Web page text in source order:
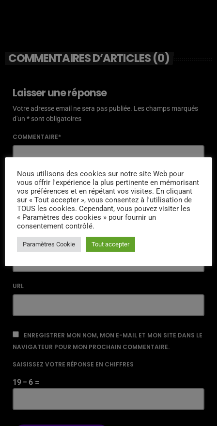
COMMENTAIRES D’ARTICLES (0)
Laisser une réponse
Votre adresse email ne sera pas publiée. Les champs marqués
d'un * sont obligatoires
COMMENTAIRE*
NOM*
EMAIL*
URL
ENREGISTRER MON NOM, MON E-MAIL ET MON SITE DANS LE
NAVIGATEUR POUR MON PROCHAIN COMMENTAIRE.
SAISISSEZ VOTRE RÉPONSE EN CHIFFRES
19 − 6 =
Nous utilisons des cookies sur notre site Web pour
vous offrir l'expérience la plus pertinente en mémorisant
vos préférences et en répétant vos visites. En cliquant
sur « Tout accepter », vous consentez à l'utilisation de
TOUS les cookies. Cependant, vous pouvez visiter les
« Paramètres des cookies » pour fournir un
consentement contrôlé.
Paramètres Cookie Tout accepter